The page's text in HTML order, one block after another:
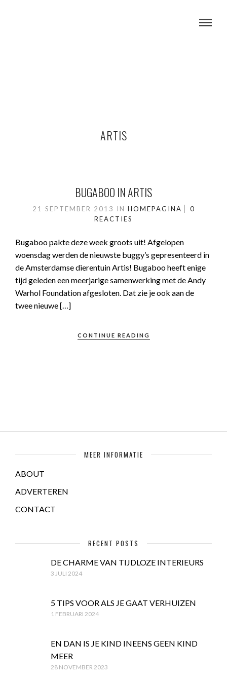
ARTIS
BUGABOO IN ARTIS
21 SEPTEMBER 2013 IN HOMEPAGINA
0
REACTIES
Bugaboo pakte deze week groots uit! Afgelopen
woensdag werden de nieuwste buggy’s gepresenteerd in
de Amsterdamse dierentuin Artis! Bugaboo heeft enige
tijd geleden een meerjarige samenwerking met de Andy
Warhol Foundation afgesloten. Dat zie je ook aan de
twee nieuwe […]
CONTINUE READING
MEER INFORMATIE
ABOUT
ADVERTEREN
CONTACT
RECENT POSTS
DE CHARME VAN TIJDLOZE INTERIEURS
3 JULI 2024
5 TIPS VOOR ALS JE GAAT VERHUIZEN
1 FEBRUARI 2024
EN DAN IS JE KIND INEENS GEEN KIND
MEER
28 NOVEMBER 2023